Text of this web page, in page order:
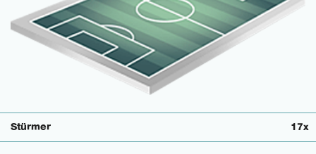
Stürmer 17x